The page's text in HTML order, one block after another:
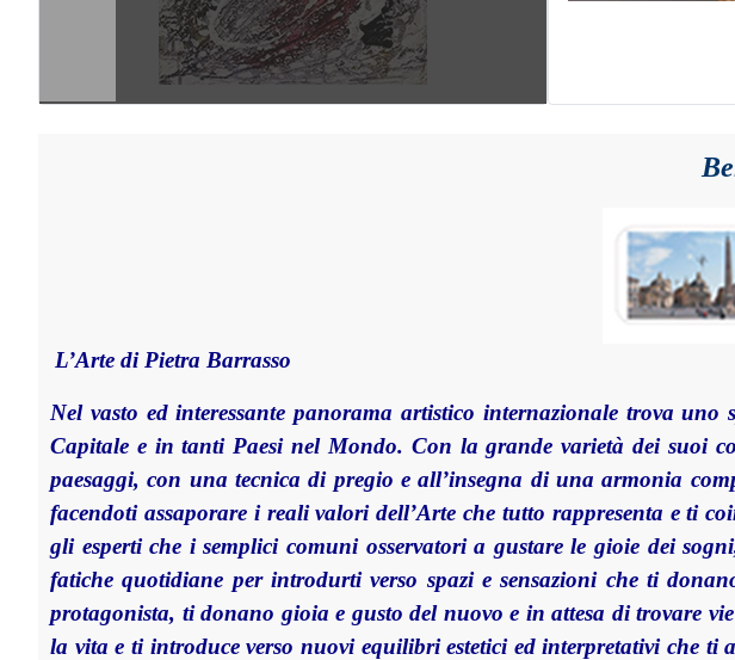
L’Arte di Pietra Barrasso
Nel vasto ed interessante panorama artistico internazionale trova
Capitale e in tanti Paesi nel Mondo. Con la grande varietà dei suoi
paesaggi, con una tecnica di pregio e all’insegna di una armonia
facendoti assaporare i reali valori dell’Arte che tutto rappresenta e ti
gli esperti che i semplici comuni osservatori a gustare le gioie dei
fatiche quotidiane per introdurti verso spazi e sensazioni che ti
protagonista, ti donano gioia e gusto del nuovo e in attesa di trovare
la vita e ti introduce verso nuovi equilibri estetici ed interpretativi che